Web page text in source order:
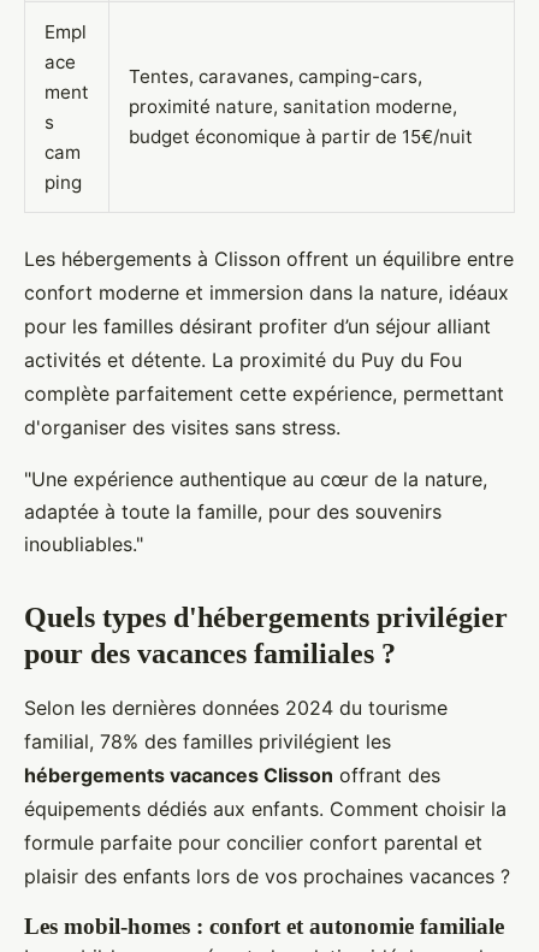
Empl
ace
ment
s
cam
ping
Tentes, caravanes, camping-cars,
proximité nature, sanitation moderne,
budget économique à partir de 15€/nuit
Les hébergements à Clisson offrent un équilibre entre
confort moderne et immersion dans la nature, idéaux
pour les familles désirant profiter d’un séjour alliant
activités et détente. La proximité du Puy du Fou
complète parfaitement cette expérience, permettant
d'organiser des visites sans stress.
"Une expérience authentique au cœur de la nature,
adaptée à toute la famille, pour des souvenirs
inoubliables."
Quels types d'hébergements privilégier
pour des vacances familiales ?
Selon les dernières données 2024 du tourisme
familial, 78% des familles privilégient les
hébergements vacances Clisson offrant des
équipements dédiés aux enfants. Comment choisir la
formule parfaite pour concilier confort parental et
plaisir des enfants lors de vos prochaines vacances ?
Les mobil-homes : confort et autonomie familiale